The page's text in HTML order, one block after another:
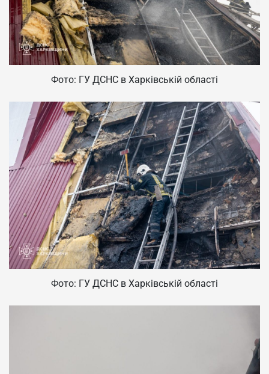
Фото: ГУ ДСНС в Харківській області
Фото: ГУ ДСНС в Харківській області